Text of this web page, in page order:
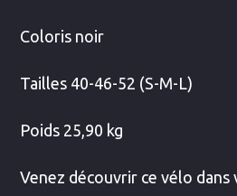
Coloris noir
Tailles 40-46-52 (S-M-L)
Poids 25,90 kg
Venez découvrir ce vélo dans